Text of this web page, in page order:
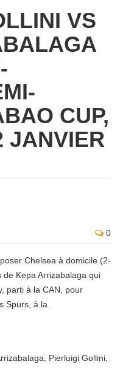
VS
CUP,
JANVIER
0
Chelsea à domicile (2-
Kepa Arrizabalaga qui
parti à la CAN, pour
Spurs, à la
Pierluigi Gollini